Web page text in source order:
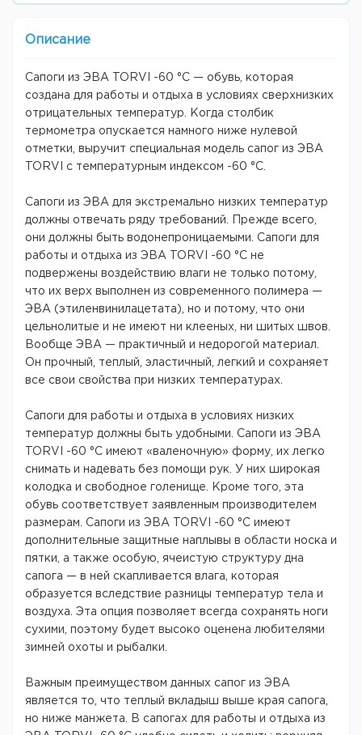
Описание
Сапоги из ЭВА TORVI -60 °С — обувь, которая
создана для работы и отдыха в условиях сверхнизких
отрицательных температур. Когда столбик
термометра опускается намного ниже нулевой
отметки, выручит специальная модель сапог из ЭВА
TORVI с температурным индексом -60 °С.
Сапоги из ЭВА для экстремально низких температур
должны отвечать ряду требований. Прежде всего,
они должны быть водонепроницаемыми. Сапоги для
работы и отдыха из ЭВА TORVI -60 °С не
подвержены воздействию влаги не только потому,
что их верх выполнен из современного полимера —
ЭВА (этиленвинилацетата), но и потому, что они
цельнолитые и не имеют ни клееных, ни шитых швов.
Вообще ЭВА — практичный и недорогой материал.
Он прочный, теплый, эластичный, легкий и сохраняет
все свои свойства при низких температурах.
Сапоги для работы и отдыха в условиях низких
температур должны быть удобными. Сапоги из ЭВА
TORVI -60 °С имеют «валеночную» форму, их легко
снимать и надевать без помощи рук. У них широкая
колодка и свободное голенище. Кроме того, эта
обувь соответствует заявленным производителем
размерам. Сапоги из ЭВА TORVI -60 °С имеют
дополнительные защитные наплывы в области носка и
пятки, а также особую, ячеистую структуру дна
сапога — в ней скапливается влага, которая
образуется вследствие разницы температур тела и
воздуха. Эта опция позволяет всегда сохранять ноги
сухими, поэтому будет высоко оценена любителями
зимней охоты и рыбалки.
Важным преимуществом данных сапог из ЭВА
является то, что теплый вкладыш выше края сапога,
но ниже манжета. В сапогах для работы и отдыха из